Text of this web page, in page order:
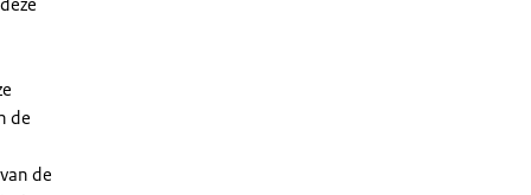
de
de